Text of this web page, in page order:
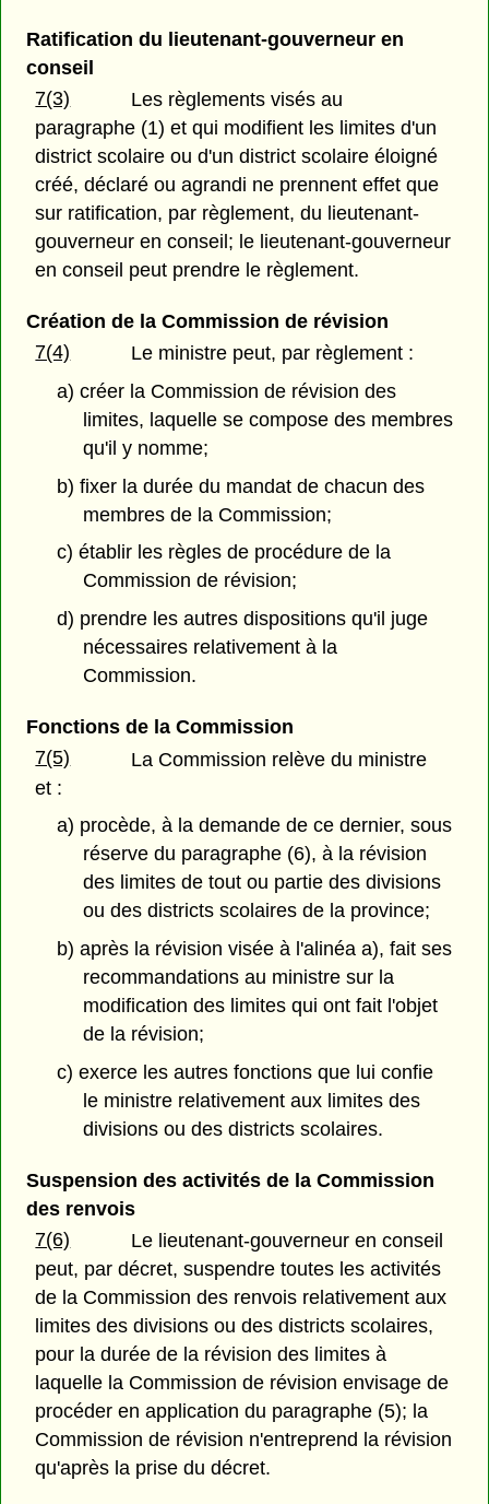
Ratification du lieutenant-gouverneur en
conseil
7(3)
Les règlements visés au
paragraphe (1) et qui modifient les limites d'un
district scolaire ou d'un district scolaire éloigné
créé, déclaré ou agrandi ne prennent effet que
sur ratification, par règlement, du lieutenant-
gouverneur en conseil; le lieutenant-gouverneur
en conseil peut prendre le règlement.
Création de la Commission de révision
7(4)
Le ministre peut, par règlement :
a) créer la Commission de révision des
limites, laquelle se compose des membres
qu'il y nomme;
b) fixer la durée du mandat de chacun des
membres de la Commission;
c) établir les règles de procédure de la
Commission de révision;
d) prendre les autres dispositions qu'il juge
nécessaires relativement à la
Commission.
Fonctions de la Commission
7(5)
La Commission relève du ministre
et :
a) procède, à la demande de ce dernier, sous
réserve du paragraphe (6), à la révision
des limites de tout ou partie des divisions
ou des districts scolaires de la province;
b) après la révision visée à l'alinéa a), fait ses
recommandations au ministre sur la
modification des limites qui ont fait l'objet
de la révision;
c) exerce les autres fonctions que lui confie
le ministre relativement aux limites des
divisions ou des districts scolaires.
Suspension des activités de la Commission
des renvois
7(6)
Le lieutenant-gouverneur en conseil
peut, par décret, suspendre toutes les activités
de la Commission des renvois relativement aux
limites des divisions ou des districts scolaires,
pour la durée de la révision des limites à
laquelle la Commission de révision envisage de
procéder en application du paragraphe (5); la
Commission de révision n'entreprend la révision
qu'après la prise du décret.